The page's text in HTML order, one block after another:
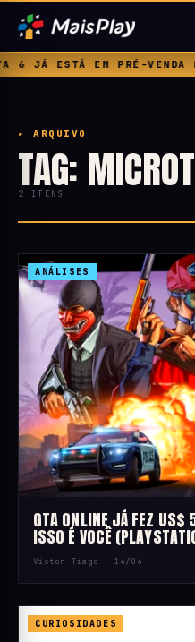
JÁ ESTÁ EM PRÉ-VENDA
▸ ARQUIVO
TAG:
2 ITENS
ANÁLISES
GTA ONLINE JÁ FEZ US$
ISSO É VOCÊ
Victor Tiago ·14/04
CURIOSIDADES